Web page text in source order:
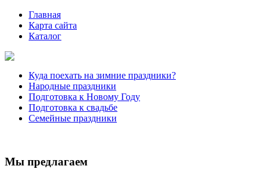
Главная
Карта сайта
Каталог
Куда поехать на зимние праздники?
Народные праздники
Подготовка к Новому Году
Подготовка к свадьбе
Семейные праздники
Мы предлагаем